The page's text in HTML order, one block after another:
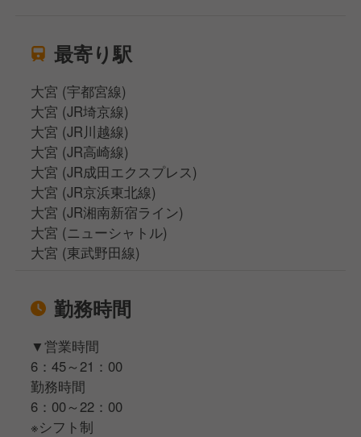
最寄り駅
大宮 (宇都宮線)
大宮 (JR埼京線)
大宮 (JR川越線)
大宮 (JR高崎線)
大宮 (JR成田エクスプレス)
大宮 (JR京浜東北線)
大宮 (JR湘南新宿ライン)
大宮 (ニューシャトル)
大宮 (東武野田線)
勤務時間
▼営業時間
6：45～21：00
勤務時間
6：00～22：00
※シフト制